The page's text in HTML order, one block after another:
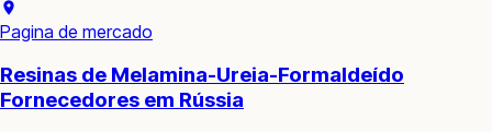
Pagina de mercado
Resinas de Melamina-Ureia-Formaldeído
Fornecedores em Rússia